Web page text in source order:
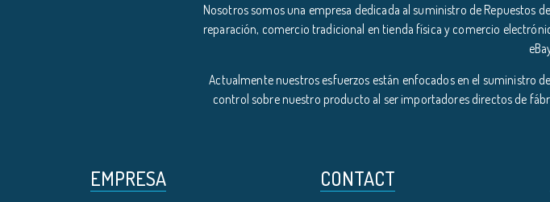
Nosotros somos una empresa dedicada al suministro de Repuestos
reparación, comercio tradicional en tienda física y comercio
Actualmente nuestros esfuerzos están enfocados en el suministro
control sobre nuestro producto al ser importadores directos de
EMPRESA CONTACT